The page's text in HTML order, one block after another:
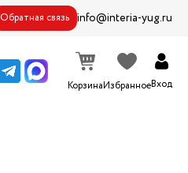
Обратная связь info@interia-yug.ru
КорзинаИзбранноеВход